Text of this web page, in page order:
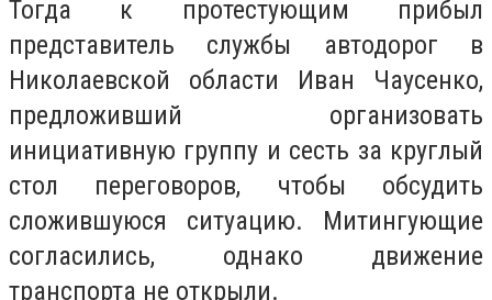
Тогда к протестующим прибыл
представитель службы автодорог в
Николаевской области Иван Чаусенко,
предложивший организовать
инициативную группу и сесть за круглый
стол переговоров, чтобы обсудить
сложившуюся ситуацию. Митингующие
согласились, однако движение
транспорта не открыли.